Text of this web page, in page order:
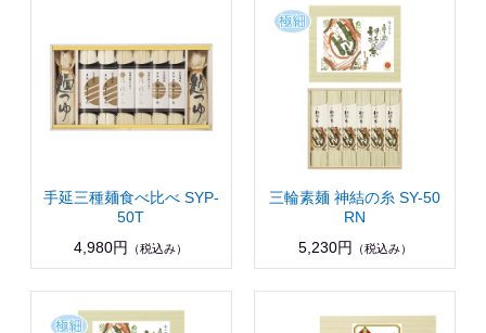
手延三種麺食べ比べ SYP-
50T
4,980円
（税込み）
三輪素麺 神結の糸 SY-50
RN
5,230円 （税込み）